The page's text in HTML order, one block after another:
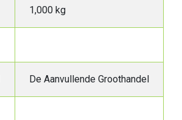
1,000 kg
De Aanvullende Groothandel